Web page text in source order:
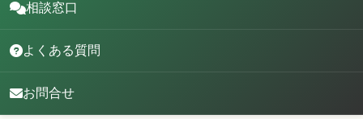
相談窓口
よくある質問
お問合せ